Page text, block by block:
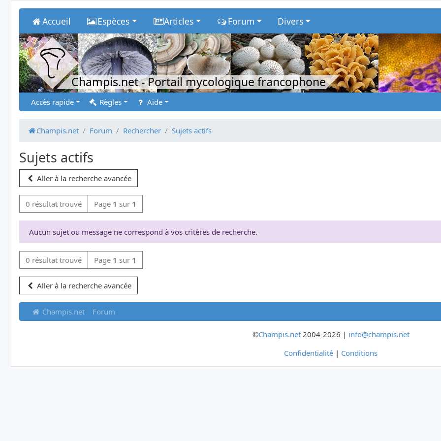
Accueil Espèces Articles Forum Divers
Champis.net- Portail mycologique francophone
Accès rapide Règles Aide
Champis.net Forum Rechercher Sujets actifs
Sujets actifs
Aller à la recherche avancée
0 résultat trouvé Page 1 sur 1
Aucun sujet ou message ne correspond à vos critères de recherche.
0 résultat trouvé Page 1 sur 1
Aller à la recherche avancée
Champis.net Forum
©Champis.net2004-2026 | info@champis.net
Confidentialité | Conditions